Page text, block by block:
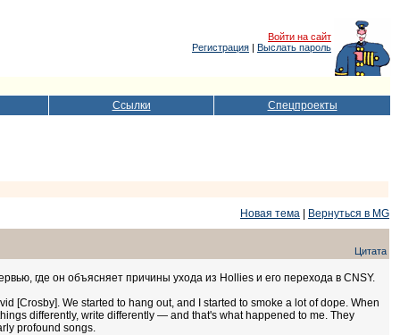
Войти на сайт
Регистрация | Выслать пароль
Ссылки Спецпроекты
Новая тема
Вернуться в MG
Цитата
где он объясняет причины ухода из Hollies и его перехода в CNSY.
[Crosby]. We started to hang out, and I started to smoke a lot of dope. When
differently, write differently — and that's what happened to me. They
profound songs.